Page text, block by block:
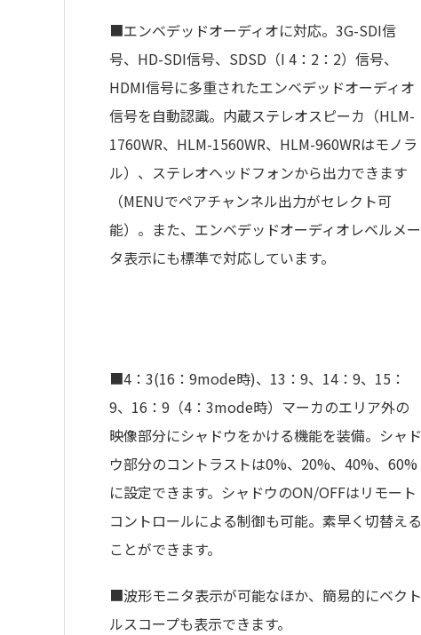
■エンベデッドオーディオに対応。3G-SDI信
号、HD-SDI信号、SDSD（I 4：2：2）信号、
HDMI信号に多重されたエンベデッドオーディオ
信号を自動認識。内蔵ステレオスピーカ（HLM-
1760WR、HLM-1560WR、HLM-960WRはモノラ
ル）、ステレオヘッドフォンから出力できます
（MENUでペアチャンネル出力がセレクト可
能）。また、エンベデッドオーディオレベルメー
タ表示にも標準で対応しています。
■4：3(16：9mode時)、13：9、14：9、15：
9、16：9（4：3mode時）マーカのエリア外の
映像部分にシャドウをかける機能を装備。シャド
ウ部分のコントラストは0%、20%、40%、60%
に設定できます。シャドウのON/OFFはリモート
コントロールによる制御も可能。素早く切替える
ことができます。
■波形モニタ表示が可能なほか、簡易的にベクト
ルスコープも表示できます。